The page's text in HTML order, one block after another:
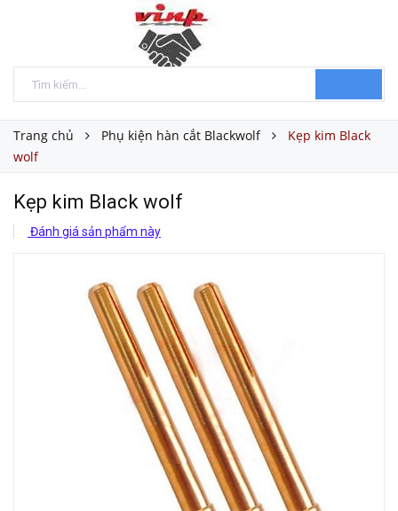
Trang chủ Phụ kiện hàn cắt Blackwolf
Kẹp kim Black
wolf
Kẹp kim Black wolf
Đánh giá sản phẩm này